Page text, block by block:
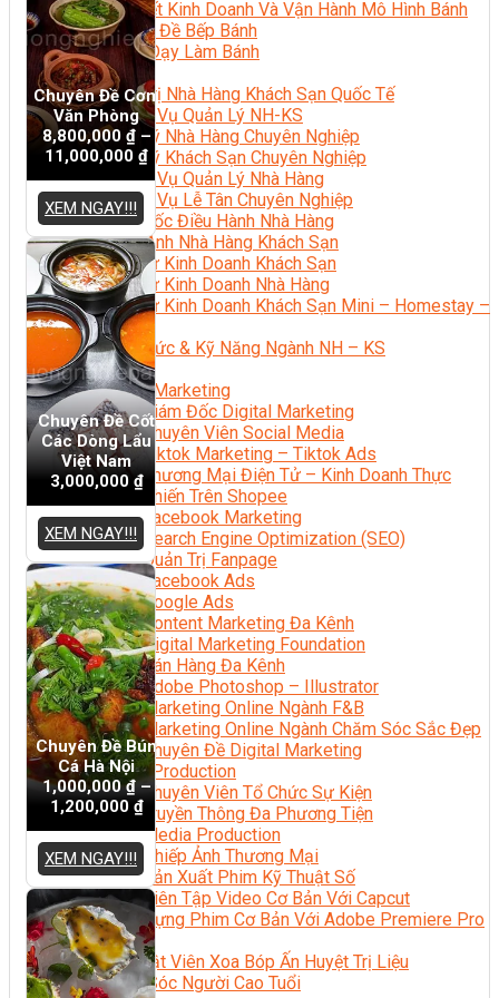
Bí Quyết Kinh Doanh Và Vận Hành Mô Hình Bánh
Chuyên Đề Bếp Bánh
Video Dạy Làm Bánh
Quản Trị NHKS
Quản Trị Nhà Hàng Khách Sạn Quốc Tế
Nghiệp Vụ Quản Lý NH-KS
Quản Lý Nhà Hàng Chuyên Nghiệp
Quản Lý Khách Sạn Chuyên Nghiệp
Nghiệp Vụ Quản Lý Nhà Hàng
Nghiệp Vụ Lễ Tân Chuyên Nghiệp
Giám Đốc Điều Hành Nhà Hàng
Tiếng Anh Nhà Hàng Khách Sạn
Khởi Sự Kinh Doanh Khách Sạn
Khởi Sự Kinh Doanh Nhà Hàng
Khởi Sự Kinh Doanh Khách Sạn Mini – Homestay –
AirBnB
Kiến Thức & Kỹ Năng Ngành NH – KS
Marketing
Digital Marketing
Giám Đốc Digital Marketing
Chuyên Viên Social Media
Tiktok Marketing – Tiktok Ads
Thương Mại Điện Tử – Kinh Doanh Thực
Chiến Trên Shopee
Facebook Marketing
Search Engine Optimization (SEO)
Quản Trị Fanpage
Facebook Ads
Google Ads
Content Marketing Đa Kênh
Digital Marketing Foundation
Bán Hàng Đa Kênh
Adobe Photoshop – Illustrator
Marketing Online Ngành F&B
Marketing Online Ngành Chăm Sóc Sắc Đẹp
Chuyên Đề Digital Marketing
Media Production
Chuyên Viên Tổ Chức Sự Kiện
Truyền Thông Đa Phương Tiện
Media Production
Nhiếp Ảnh Thương Mại
Sản Xuất Phim Kỹ Thuật Số
Biên Tập Video Cơ Bản Với Capcut
Dựng Phim Cơ Bản Với Adobe Premiere Pro
Sức Khỏe
Kỹ Thuật Viên Xoa Bóp Ấn Huyệt Trị Liệu
Chăm Sóc Người Cao Tuổi
Chuyên Đề Cơm
Văn Phòng
8,800,000 ₫–
11,000,000 ₫
XEM NGAY!!!
Chuyên Đề Cốt
Các Dòng Lẩu
Việt Nam
3,000,000 ₫
XEM NGAY!!!
Chuyên Đề Bún
Cá Hà Nội
1,000,000₫–
1,200,000 ₫
XEM NGAY!!!